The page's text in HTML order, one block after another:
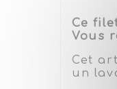
Ce
Vous
Cet
un